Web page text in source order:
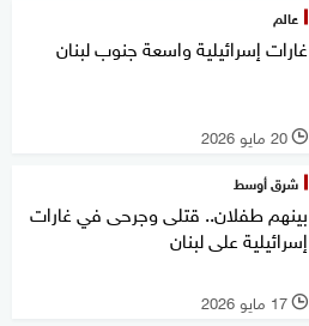
عالم
غارات إسرائيلية واسعة جنوب لبنان
l 20 مايو 2026
شرق أوسط
بينهم طفلان.. قتلى وجرحى في غارات
إسرائيلية على لبنان
l 17 مايو 2026